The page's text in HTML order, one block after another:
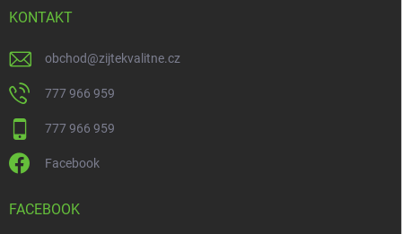
KONTAKT
obchod@zijtekvalitne.cz
777 966 959
777 966 959
Facebook
FACEBOOK